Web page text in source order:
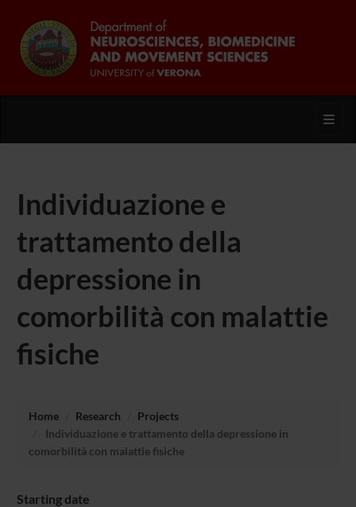
Individuazione e
trattamento della
depressione in
comorbilità con malattie
fisiche
Home Research
Projects
Individuazione e trattamento della depressione in
comorbilità con malattie fisiche
Starting date